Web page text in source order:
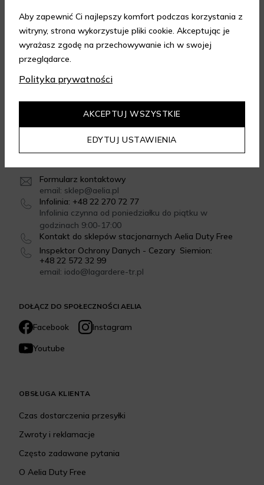
DOŁĄCZ DO SPOŁECZNOŚCI AELIA
Facebook
Instagram
Youtube
Formularz kontaktowy
email: sklep@aelia.pl
Infolinia: +48 22 270 72 77
Infolinia czynna od poniedziałku do piątku w
godzinach 9:00-17:00
Kontakt do sklepów stacjonarnych Aelia Duty Free
Inspektor Ochrony Danych - Cezary Siemion:
+48 22 572 32 99
email: iodo@lagardere-tr.pl
FORMY DOSTAWY
OBSŁUGA KLIENTA
Czas dostarczenia przesyłki
Zwroty i reklamacje
Często zadawane pytania
O Aelia Duty Free
5.00
Aby zapewnić Ci najlepszy komfort podczas korzystania z
witryny, strona wykorzystuje pliki cookie. Akceptując je
wyrażasz zgodę na przechowywanie ich w swojej
przeglądarce.
Polityka prywatności
EDYTUJ USTAWIENIA
AKCEPTUJ WSZYSTKIE